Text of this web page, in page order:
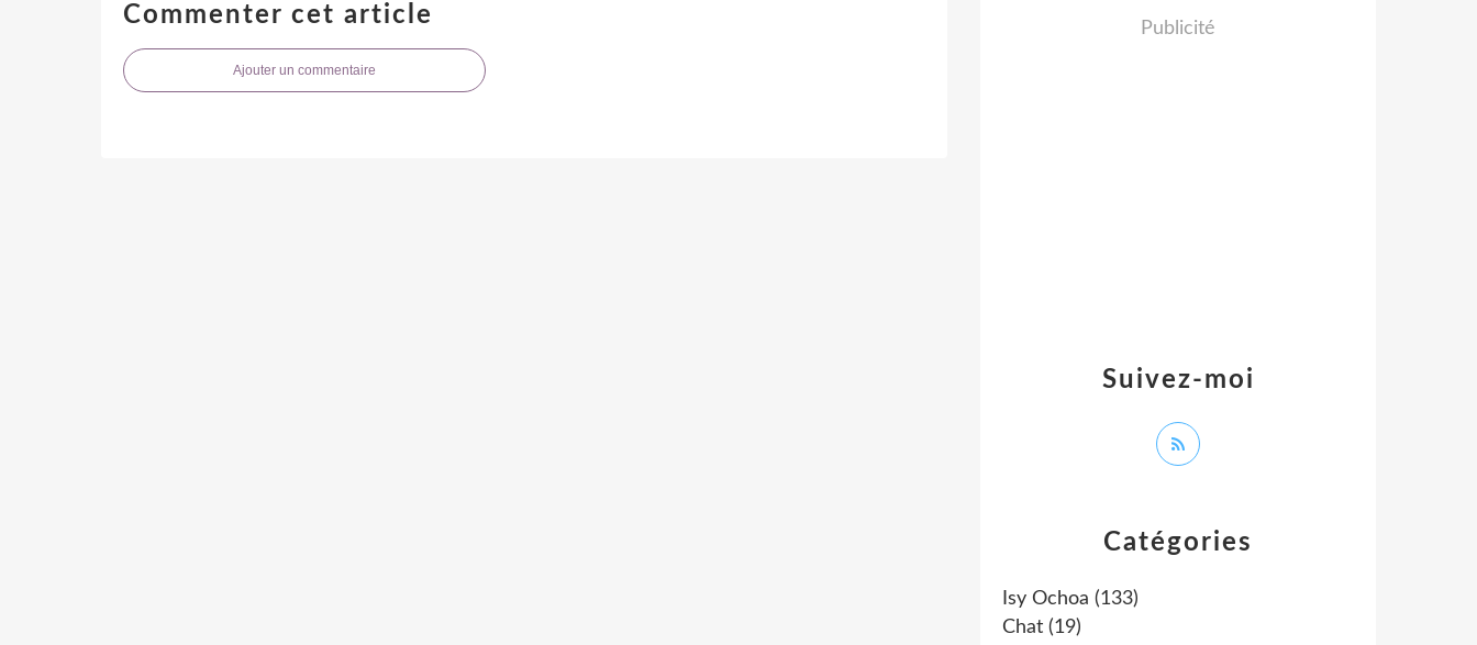
Commenter cet article
Ajouter un commentaire
Catégories
Isy Ochoa (133)
Chat (19)
Suivez-moi
Publicité